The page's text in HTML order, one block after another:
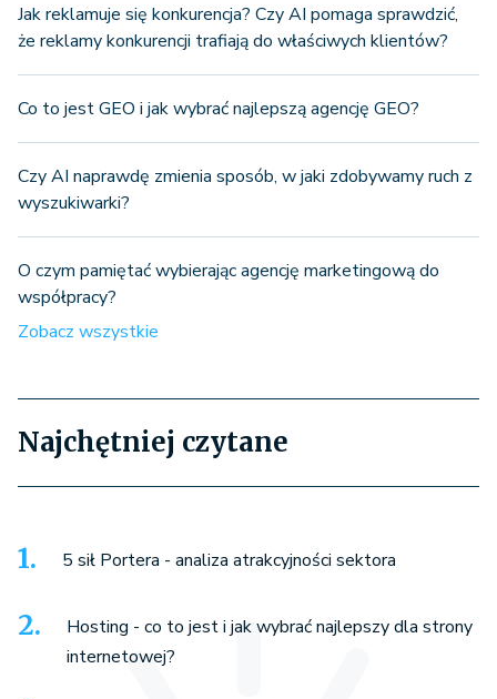
Jak reklamuje się konkurencja? Czy AI pomaga sprawdzić,
że reklamy konkurencji trafiają do właściwych klientów?
Co to jest GEO i jak wybrać najlepszą agencję GEO?
Czy AI naprawdę zmienia sposób, w jaki zdobywamy ruch z
wyszukiwarki?
O czym pamiętać wybierając agencję marketingową do
współpracy?
Zobacz wszystkie
Najchętniej czytane
5 sił Portera - analiza atrakcyjności sektora
Hosting - co to jest i jak wybrać najlepszy dla strony
internetowej?